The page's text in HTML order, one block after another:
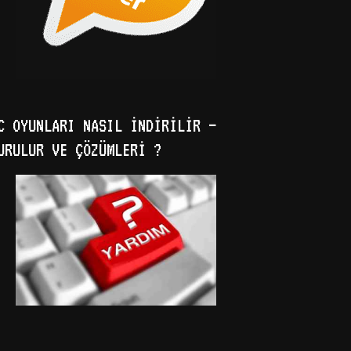
OYUNLARI NASIL İNDIRILIR –
VE ÇÖZÜMLERI ?